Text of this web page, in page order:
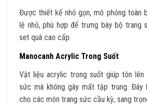
Được thiết kế nhỏ gọn, mô phỏng toàn
lệ nhỏ, phù hợp để trưng bày bộ trang
set quà cao cấp.
Manocanh Acrylic Trong Suốt
Vật liệu acrylic trong suốt giúp tôn
sức mà không gây mất tập trung. Đây
cho các món trang sức cầu kỳ, sang